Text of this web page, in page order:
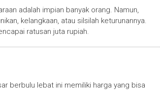
adalah impian banyak orang. Namun,
kelangkaan, atau silsilah keturunannya.
ratusan juta rupiah.
berbulu lebat ini memiliki harga yang bisa